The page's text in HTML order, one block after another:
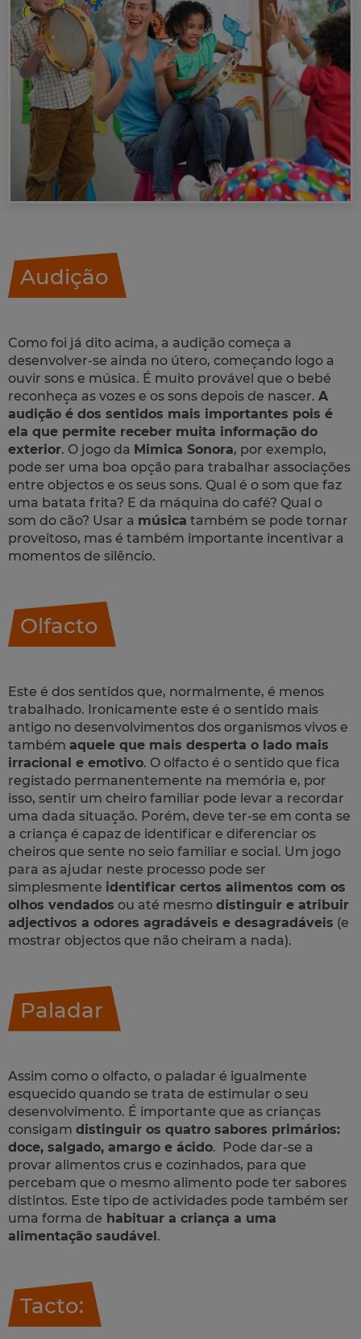
Audição
Como foi já dito acima, a audição começa a
desenvolver-se ainda no útero, começando logo a
ouvir sons e música. É muito provável que o bebé
reconheça as vozes e os sons depois de nascer. A
audição é dos sentidos mais importantes pois é
ela que permite receber muita informação do
exterior. O jogo da Mimica Sonora, por exemplo,
pode ser uma boa opção para trabalhar associações
entre objectos e os seus sons. Qual é o som que faz
uma batata frita? E da máquina do café? Qual o
som do cão? Usar a música também se pode tornar
proveitoso, mas é também importante incentivar a
momentos de silêncio.
Olfacto
Este é dos sentidos que, normalmente, é menos
trabalhado. Ironicamente este é o sentido mais
antigo no desenvolvimentos dos organismos vivos e
também aquele que mais desperta o lado mais
irracional e emotivo. O olfacto é o sentido que fica
registado permanentemente na memória e, por
isso, sentir um cheiro familiar pode levar a recordar
uma dada situação. Porém, deve ter-se em conta se
a criança é capaz de identificar e diferenciar os
cheiros que sente no seio familiar e social. Um jogo
para as ajudar neste processo pode ser
simplesmente identificar certos alimentos com os
olhos vendados ou até mesmo distinguir e atribuir
adjectivos a odores agradáveis e desagradáveis (e
mostrar objectos que não cheiram a nada).
Paladar
Assim como o olfacto, o paladar é igualmente
esquecido quando se trata de estimular o seu
desenvolvimento. É importante que as crianças
consigam distinguir os quatro sabores primários:
doce, salgado, amargo e ácido. Pode dar-se a
provar alimentos crus e cozinhados, para que
percebam que o mesmo alimento pode ter sabores
distintos. Este tipo de actividades pode também ser
uma forma de habituar a criança a uma
alimentação saudável.
Tacto: